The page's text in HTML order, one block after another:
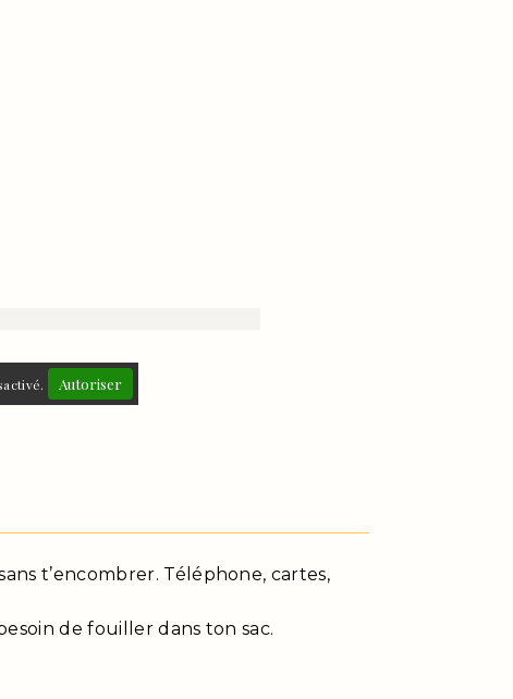
Autoriser
t’encombrer. Téléphone, cartes,
de fouiller dans ton sac.